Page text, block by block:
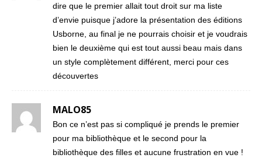
dire que le premier allait tout droit sur ma liste
d’envie puisque j’adore la présentation des éditions
Usborne, au final je ne pourrais choisir et je voudrais
bien le deuxième qui est tout aussi beau mais dans
un style complètement différent, merci pour ces
découvertes
MALO85
Bon ce n’est pas si compliqué je prends le premier
pour ma bibliothèque et le second pour la
bibliothèque des filles et aucune frustration en vue !